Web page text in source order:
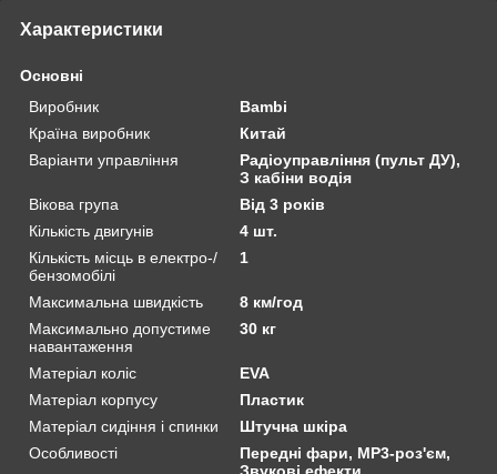
Характеристики
Основні
Виробник
Bambi
Країна виробник
Китай
Варіанти управління
Радіоуправління (пульт ДУ),
З кабіни водія
Вікова група
Від 3 років
Кількість двигунів
4 шт.
Кількість місць в електро-/
бензомобілі
1
Максимальна швидкість
8 км/год
Максимально допустиме
навантаження
30 кг
Матеріал коліс
EVA
Матеріал корпусу
Пластик
Матеріал сидіння і спинки
Штучна шкіра
Особливості
Передні фари, MP3-роз'єм,
Звукові ефекти